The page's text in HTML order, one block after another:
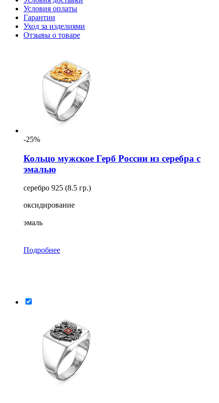
Условия оплаты
Гарантии
Уход за изделиями
Отзывы о товаре
-25%
Кольцо мужское Герб России из серебра с
эмалью
серебро 925 (8.5 гр.)
оксидирование
эмаль
Подробнее